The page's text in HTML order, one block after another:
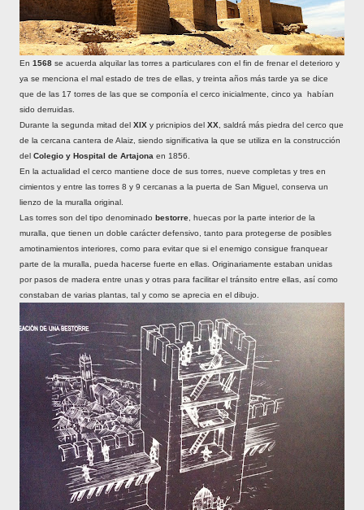
En 1568 se acuerda alquilar las torres a particulares con el fin de frenar el deterioro y
ya se menciona el mal estado de tres de ellas, y treinta años más tarde ya se dice
que de las 17 torres de las que se componía el cerco inicialmente, cinco ya habían
sido derruidas.
Durante la segunda mitad del XIX y pricnipios del XX , saldrá más piedra del cerco que
de la cercana cantera de Alaiz, siendo significativa la que se utiliza en la construcción
del Colegio y Hospital de Artajona en 1856.
En la actualidad el cerco mantiene doce de sus torres, nueve completas y tres en
cimientos y entre las torres 8 y 9 cercanas a la puerta de San Miguel, conserva un
lienzo de la muralla original.
Las torres son del tipo denominado bestorre , huecas por la parte interior de la
muralla, que tienen un doble carácter defensivo, tanto para protegerse de posibles
amotinamientos interiores, como para evitar que si el enemigo consigue franquear
parte de la muralla, pueda hacerse fuerte en ellas. Originariamente estaban unidas
por pasos de madera entre unas y otras para facilitar el tránsito entre ellas, así como
constaban de varias plantas, tal y como se aprecia en el dibujo.